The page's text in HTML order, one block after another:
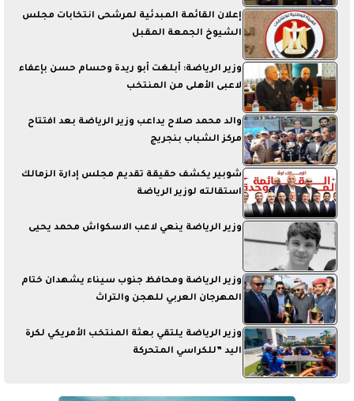
إعلان القائمة المبدئية لمرشحى انتخابات مجلس
الشيوخ الجمعة المقبل
وزير الرياضة: أبلغت أبو ريدة وحسام حسن بإعفاء
لاعبى الأهلى من المنتخب
والد محمد صلاح يداعب وزير الرياضة بعد افتتاح
مركز الشباب بنجريج
شوبير يكشف حقيقة تقديم مجلس إدارة الزمالك
استقالته لوزير الرياضة
وزير الرياضة ينعي لاعب الاسكواش محمد يحيى
وزير الرياضة ومحافظ جنوب سيناء يشهدان ختام
المهرجان العربي للهجن والتراث
وزير الرياضة يلتقي بعثة المنتخب الأمريكي لكرة
اليد ”للكراسي المتحركة